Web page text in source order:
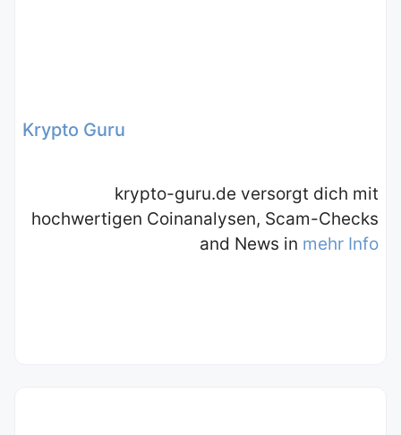
Krypto Guru
krypto-guru.de versorgt dich mit
hochwertigen Coinanalysen, Scam-Checks
and News in mehr Info